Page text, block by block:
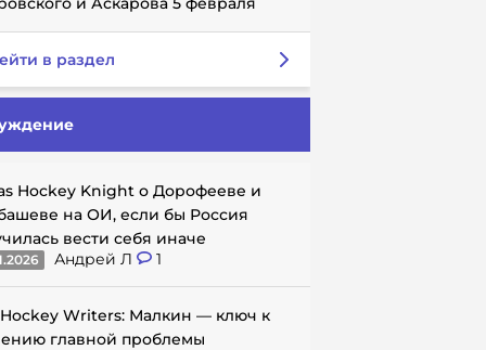
в раздел
Hockey Knight о Дорофееве и
на ОИ, если бы Россия
вести себя иначе
Андрей Л 1
Writers: Малкин — ключ к
главной проблемы